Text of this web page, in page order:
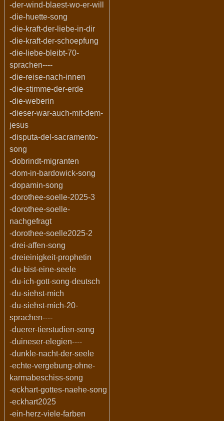
-der-wind-blaest-wo-er-will
-die-huette-song
-die-kraft-der-liebe-in-dir
-die-kraft-der-schoepfung
-die-liebe-bleibt-70-
sprachen----
-die-reise-nach-innen
-die-stimme-der-erde
-die-weberin
-dieser-war-auch-mit-dem-
jesus
-disputa-del-sacramento-
song
-dobrindt-migranten
-dom-in-bardowick-song
-dopamin-song
-dorothee-soelle-2025-3
-dorothee-soelle-
nachgefragt
-dorothee-soelle2025-2
-drei-affen-song
-dreieinigkeit-prophetin
-du-bist-eine-seele
-du-ich-gott-song-deutsch
-du-siehst-mich
-du-siehst-mich-20-
sprachen----
-duerer-tierstudien-song
-duineser-elegien----
-dunkle-nacht-der-seele
-echte-vergebung-ohne-
karmabeschiss-song
-eckhart-gottes-naehe-song
-eckhart2025
-ein-herz-viele-farben